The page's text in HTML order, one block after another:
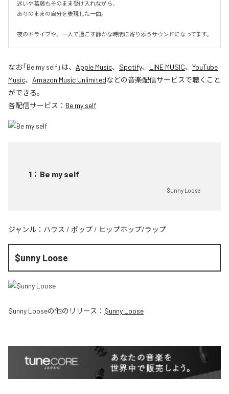
迷いや葛藤もそのまま受け入れながら、
ありのままの自分を表現した一曲。
夜のドライブや、一人で過ごす静かな時間に寄り添うサウンドになってます。
なお「Be my self」は、 Apple Music、 Spotify、 LINE MUSIC、 YouTube
Music、 Amazon Music Unlimitedなどの音楽配信サービスで聴くこと
ができる。
各配信サービス： Be my self
1 ： Be my self
$unny Loose
ジャンル： ハウス / ポップ / ヒップホップ/ラップ
$unny Loose
$unny Looseの他のリリース： $unny Loose